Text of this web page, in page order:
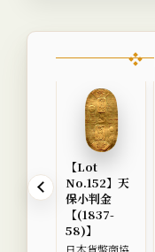
【Lot
No.152】天
保小判金
【(1837-
58)】
日本貨幣商協